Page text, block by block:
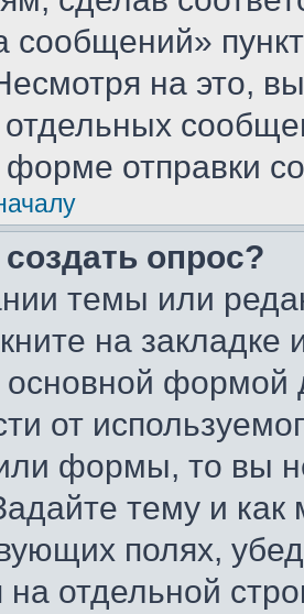
сообщений»
на это,
отдельных
форме отправки
опрос?
темы или
на
основной формой
от
формы, то вы
тему и
полях,
на отдельной